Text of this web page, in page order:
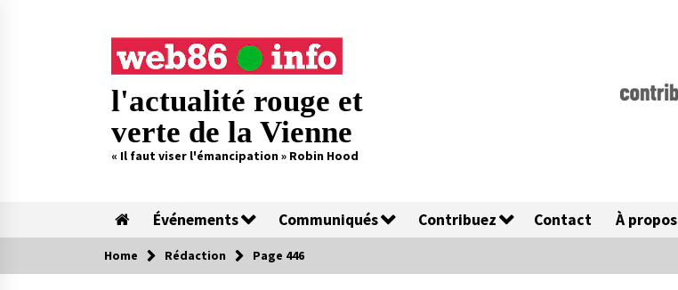
l'actualité rouge et
verte de la Vienne
« Il faut viser l'émancipation » Robin Hood
Événements Communiqués Contribuez Contact À propos
Home Rédaction Page 446